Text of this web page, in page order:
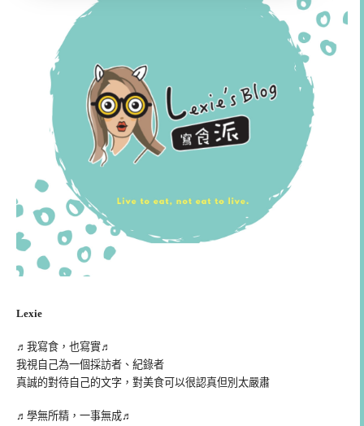
Lexie
♬我寫食，也寫實♬
我視自己為一個採訪者、紀錄者
真誠的對待自己的文字，對美食可以很認真但別太嚴肅
♬學無所精，一事無成♬